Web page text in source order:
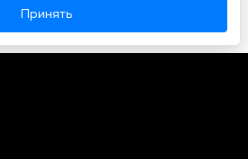
Принять